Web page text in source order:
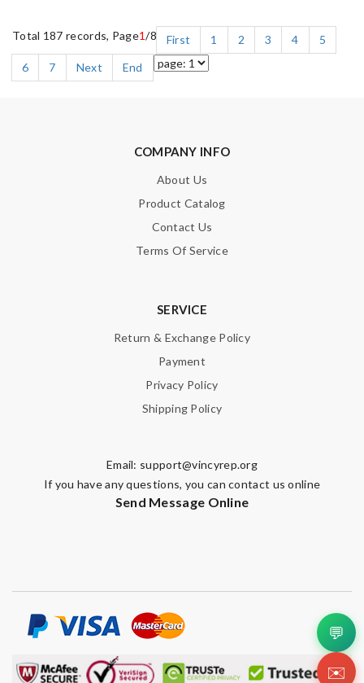
Total 187 records, Page1/8 First 1 2 3 4
5
6
7 Next End
COMPANY INFO
About Us
Product Catalog
Contact Us
Terms Of Service
SERVICE
Return & Exchange Policy
Payment
Privacy Policy
Shipping Policy
Email: support@vincyrep.org
If you have any questions, you can contact us online
Send Message Online
💬
✉️